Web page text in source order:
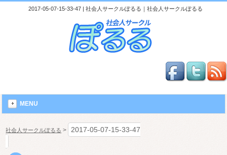
2017-05-07-15-33-47 | 社会人サークルぽるる｜社会人サークルぽるる
MENU
社会人サークルぽるる > 2017-05-07-15-33-47